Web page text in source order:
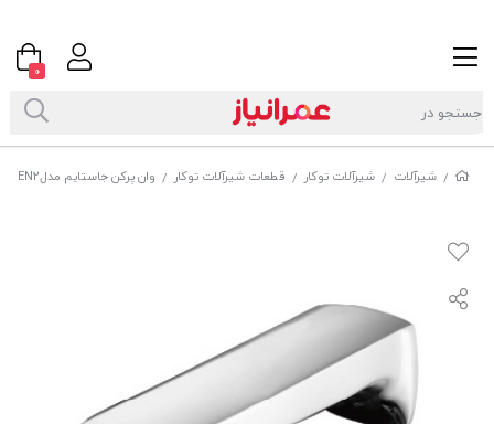
/ شیرآلات / شیرآلات توکار / قطعات شیرآلات توکار / وان پرکن جاستایم مدلPEN2 کد67799W81
0